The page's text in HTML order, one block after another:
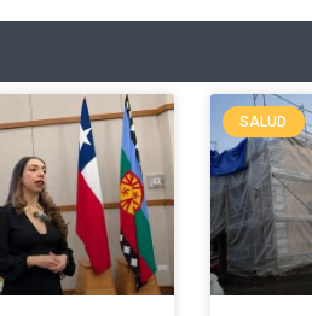
SALUD